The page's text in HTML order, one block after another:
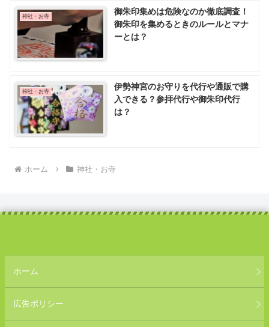
神社・お寺
御朱印集めは危険なのか徹底調査！
御朱印を集めるときのルールとマナ
ーとは？
神社・お寺
伊勢神宮のお守りを代行や通販で購
入できる？参拝代行や御朱印代行
は？
ホーム 神社・お寺
ホーム
広告ポリシー